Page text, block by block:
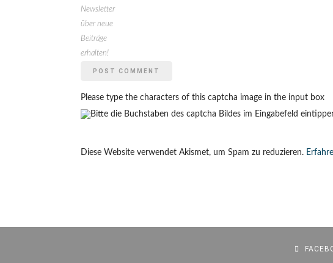
Newsletter
über neue
Beiträge
erhalten!
Please type the characters of this captcha image in the input box
Diese Website verwendet Akismet, um Spam zu reduzieren.